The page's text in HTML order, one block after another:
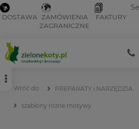
DOSTAWA ZAMÓWIENIA
ZAGRANICZNE
FAKTURY
PREPARATY i NARZĘDZIA
szablony różne motywy